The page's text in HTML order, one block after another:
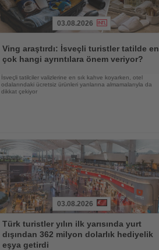
Oku
03.08.2026
Ving araştırdı: İsveçli turistler tatilde en
çok hangi ayrıntılara önem veriyor?
İsveçli tatilciler valizlerine en sık kahve koyarken, otel
odalarındaki ücretsiz ürünleri yanlarına almamalarıyla da
dikkat çekiyor
Oku
03.08.2026
Türk turistler yılın ilk yarısında yurt
dışından 362 milyon dolarlık hediyelik
eşya getirdi